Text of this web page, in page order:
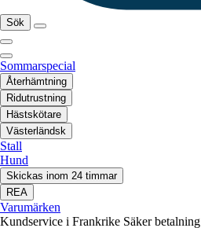
Sök
Sommarspecial
Återhämtning
Ridutrustning
Hästskötare
Västerländsk
Stall
Hund
Skickas inom 24 timmar
REA
Varumärken
Kundservice i Frankrike Säker betalning